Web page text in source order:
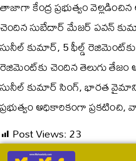
తాజాగా కేంద్ర ప్రభుత్వం
చెందిన సుబేదార్ మేజర్ పవన్
సునీల్ కుమార్, 5 ఫీల్డ్
రెజిమెంట్‌కు చెందిన తెలుగు
సునీల్ కుమార్ సింగ్, భారత
ప్రభుత్వం అధికారికంగా
Post Views:23